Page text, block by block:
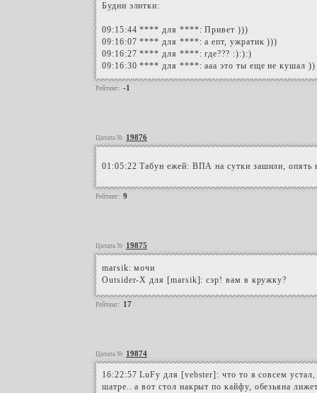
Будни элитки:
09:15:44 **** для ****: Привет )))
09:16:07 **** для ****: а епт, ужратик )))
09:16:27 **** для ****: где??? :):):)
09:16:30 **** для ****: ааа это ты еще не кушал ))
Рейтинг: -1
Цитата № 19876
01:05:22 Табун ежей: ВПА на сутки зашили, опять
Рейтинг: 9
Цитата № 19875
marsik: мочи
Outsider-X для [marsik]: сэр! вам в кружку?
Рейтинг: 17
Цитата № 19874
16:22:57 LuFy для [vebster]: что то я совсем
шатре.. а вот стол накрыт по кайфу, обезьяна